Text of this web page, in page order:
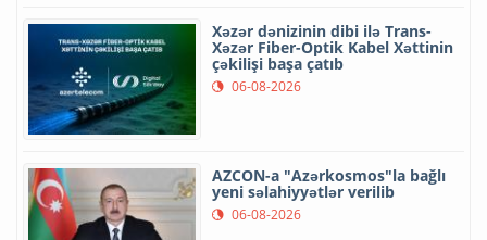
Xəzər dənizinin dibi ilə Trans-
Xəzər Fiber-Optik Kabel Xəttinin
çəkilişi başa çatıb
06-08-2026
AZCON-a "Azərkosmos"la bağlı
yeni səlahiyyətlər verilib
06-08-2026